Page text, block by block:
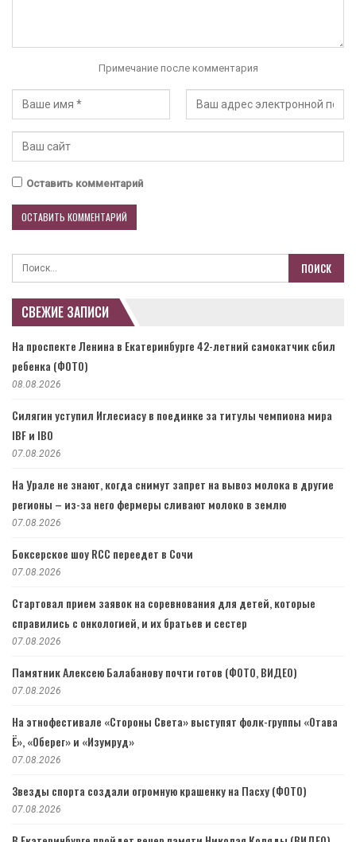
Примечание после комментария
Оставить комментарий
СВЕЖИЕ ЗАПИСИ
На проспекте Ленина в Екатеринбурге 42-летний самокатчик сбил
ребенка (ФОТО)
08.08.2026
Силягин уступил Иглесиасу в поединке за титулы чемпиона мира
IBF и IBO
07.08.2026
На Урале не знают, когда снимут запрет на вывоз молока в другие
регионы – из-за него фермеры сливают молоко в землю
07.08.2026
Боксерское шоу RCC переедет в Сочи
07.08.2026
Стартовал прием заявок на соревнования для детей, которые
справились с онкологией, и их братьев и сестер
07.08.2026
Памятник Алексею Балабанову почти готов (ФОТО, ВИДЕО)
07.08.2026
На этнофестивале «Стороны Света» выступят фолк-группы «Отава
Ё», «Оберег» и «Изумруд»
07.08.2026
Звезды спорта создали огромную крашенку на Пасху (ФОТО)
07.08.2026